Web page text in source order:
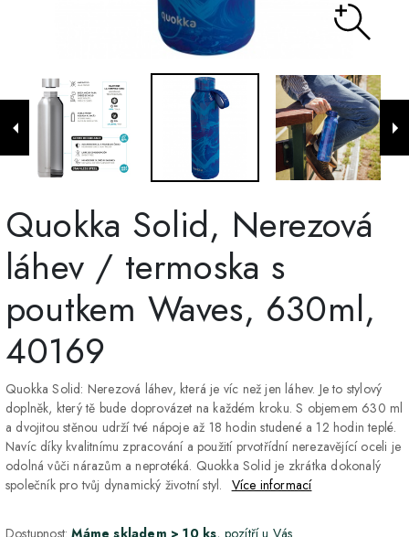
Quokka Solid, Nerezová
láhev / termoska s
poutkem Waves, 630ml,
40169
Quokka Solid: Nerezová láhev, která je víc než jen láhev. Je to stylový
doplněk, který tě bude doprovázet na každém kroku. S objemem 630 ml
a dvojitou stěnou udrží tvé nápoje až 18 hodin studené a 12 hodin teplé.
Navíc díky kvalitnímu zpracování a použití prvotřídní nerezavějící oceli je
odolná vůči nárazům a neprotéká. Quokka Solid je zkrátka dokonalý
společník pro tvůj dynamický životní styl. Více informací
Dostupnost:Máme skladem > 10 ks, pozítří u Vás